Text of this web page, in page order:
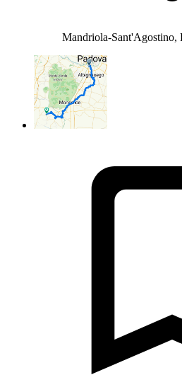
Mandriola-Sant'Agostino,